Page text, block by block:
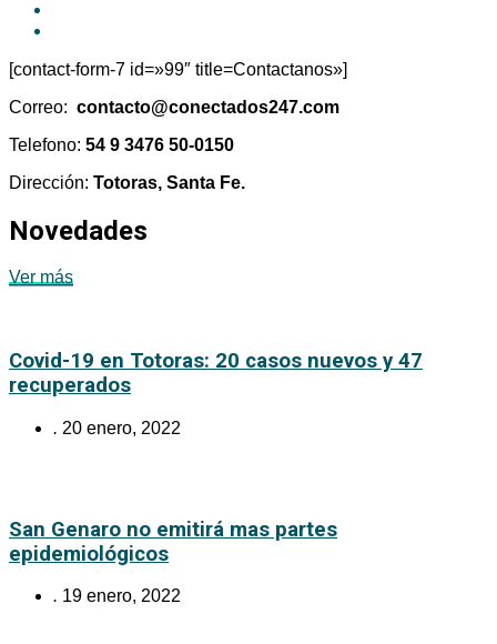
[contact-form-7 id=»99″ title=Contactanos»]
Correo: contacto@conectados247.com
Telefono: 54 9 3476 50-0150
Dirección: Totoras, Santa Fe.
Novedades
Ver más
Covid-19 en Totoras: 20 casos nuevos y 47
recuperados
. 20 enero, 2022
San Genaro no emitirá mas partes
epidemiológicos
. 19 enero, 2022